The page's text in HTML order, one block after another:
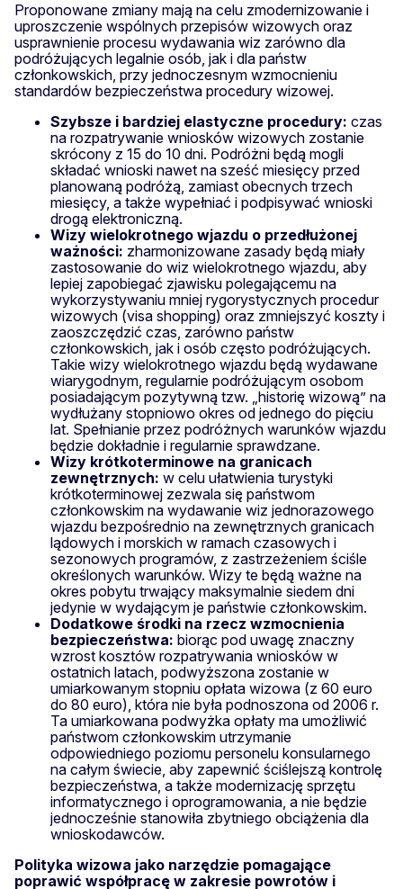
Proponowane zmiany mają na celu zmodernizowanie i
uproszczenie wspólnych przepisów wizowych oraz
usprawnienie procesu wydawania wiz zarówno dla
podróżujących legalnie osób, jak i dla państw
członkowskich, przy jednoczesnym wzmocnieniu
standardów bezpieczeństwa procedury wizowej.
Szybsze i bardziej elastyczne procedury: czas
na rozpatrywanie wniosków wizowych zostanie
skrócony z 15 do 10 dni. Podróżni będą mogli
składać wnioski nawet na sześć miesięcy przed
planowaną podróżą, zamiast obecnych trzech
miesięcy, a także wypełniać i podpisywać wnioski
drogą elektroniczną.
Wizy wielokrotnego wjazdu o przedłużonej
ważności: zharmonizowane zasady będą miały
zastosowanie do wiz wielokrotnego wjazdu, aby
lepiej zapobiegać zjawisku polegającemu na
wykorzystywaniu mniej rygorystycznych procedur
wizowych (visa shopping) oraz zmniejszyć koszty i
zaoszczędzić czas, zarówno państw
członkowskich, jak i osób często podróżujących.
Takie wizy wielokrotnego wjazdu będą wydawane
wiarygodnym, regularnie podróżującym osobom
posiadającym pozytywną tzw. „historię wizową” na
wydłużany stopniowo okres od jednego do pięciu
lat. Spełnianie przez podróżnych warunków wjazdu
będzie dokładnie i regularnie sprawdzane.
Wizy krótkoterminowe na granicach
zewnętrznych: w celu ułatwienia turystyki
krótkoterminowej zezwala się państwom
członkowskim na wydawanie wiz jednorazowego
wjazdu bezpośrednio na zewnętrznych granicach
lądowych i morskich w ramach czasowych i
sezonowych programów, z zastrzeżeniem ściśle
określonych warunków. Wizy te będą ważne na
okres pobytu trwający maksymalnie siedem dni
jedynie w wydającym je państwie członkowskim.
Dodatkowe środki na rzecz wzmocnienia
bezpieczeństwa: biorąc pod uwagę znaczny
wzrost kosztów rozpatrywania wniosków w
ostatnich latach, podwyższona zostanie w
umiarkowanym stopniu opłata wizowa (z 60 euro
do 80 euro), która nie była podnoszona od 2006 r.
Ta umiarkowana podwyżka opłaty ma umożliwić
państwom członkowskim utrzymanie
odpowiedniego poziomu personelu konsularnego
na całym świecie, aby zapewnić ściślejszą kontrolę
bezpieczeństwa, a także modernizację sprzętu
informatycznego i oprogramowania, a nie będzie
jednocześnie stanowiła zbytniego obciążenia dla
wnioskodawców.
Polityka wizowa jako narzędzie pomagające
poprawić współpracę w zakresie powrotów i